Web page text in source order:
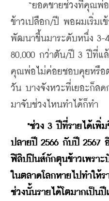
“ยอดขายช่วงที่คุณพ่อท
ข้าวเปลือก/ปี พอผมเริ่มเ
พัฒนาขึ้นมาระดับหนึ่ง 3-
80,000 กว่าตัน/ปี 3 ปีที่แ
คุณพ่อไม่ค่อยชอบคุยหรือ
วัน บางจังหวะที่เยอะก็ล
มาจับช่วงไหนทำได้ก็ทำ
"ช่วง 3 ปีที่รายได้เพิ่ม
ปลายปี 2566 กับปี 2567
ฟิลิปปินส์กักตุนข้าวเพรา
ในตลาดโลกหายไปทำให้
ช่วงนั้นรายได้โตมากเป็น